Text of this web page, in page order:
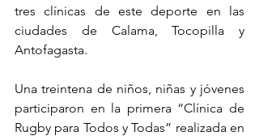
tres clínicas de este deporte en las
ciudades de Calama, Tocopilla y
Antofagasta.
Una treintena de niños, niñas y jóvenes
participaron en la primera “Clínica de
Rugby para Todos y Todas” realizada en